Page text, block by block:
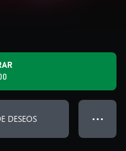
DESEOS ● ● ●